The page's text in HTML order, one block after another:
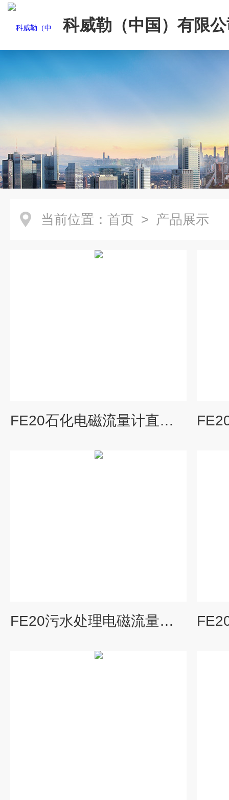
科威勒（中国）有限
当前位置： 首页 > 产品展示
FE20石化电磁流量计直供_德国KEWILL
FE20污水处理电磁流量计单价_德国KEWILL